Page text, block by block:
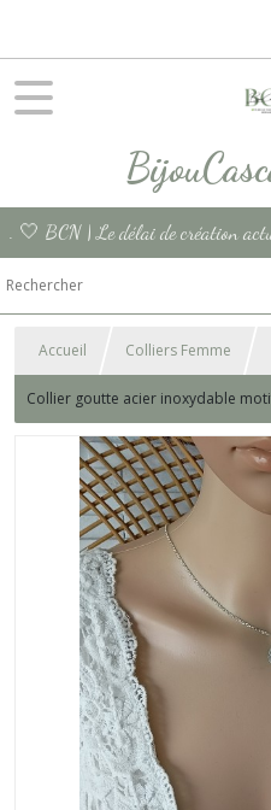
. 🤍 BCN | Le délai de création
Accueil Colliers Femme
Collier goutte acier inoxydable
Hypoallergénique inox essentiel